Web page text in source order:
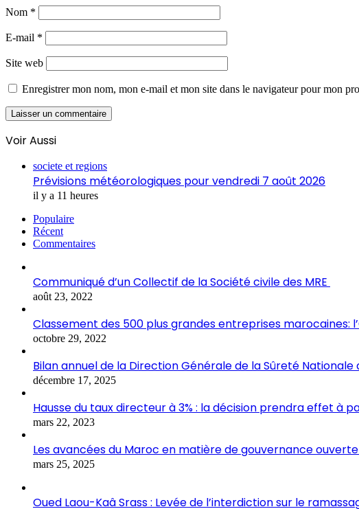
Nom *
E-mail *
Site web
Enregistrer mon nom, mon e-mail et mon site dans le navigateur pour mon
Voir Aussi
societe et regions
Prévisions météorologiques pour vendredi 7 août 2026
il y a 11 heures
Populaire
Récent
Commentaires
Communiqué d’un Collectif de la Société civile des MRE
août 23, 2022
Classement des 500 plus grandes entreprises marocaines:
octobre 29, 2022
Bilan annuel de la Direction Générale de la Sûreté Nationale
décembre 17, 2025
Hausse du taux directeur à 3% : la décision prendra effet à
mars 22, 2023
Les avancées du Maroc en matière de gouvernance
mars 25, 2025
Oued Laou-Kaâ Srass : Levée de l’interdiction sur le